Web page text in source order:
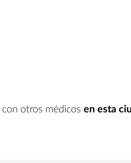
con otros médicos en esta